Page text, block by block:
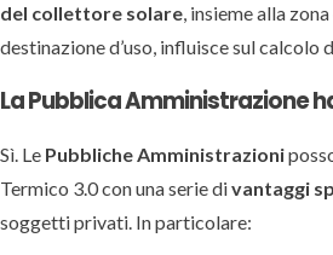
del collettore solare, insieme alla
destinazione d’uso, influisce sul calcolo
La Pubblica Amministrazione
Sì. Le Pubbliche Amministrazioni
Termico 3.0 con una serie divantaggi
soggetti privati. In particolare: